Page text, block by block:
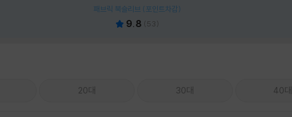
패브릭 북슬리브 (포인트차감)
9.8 (53)
20대 30대 40대